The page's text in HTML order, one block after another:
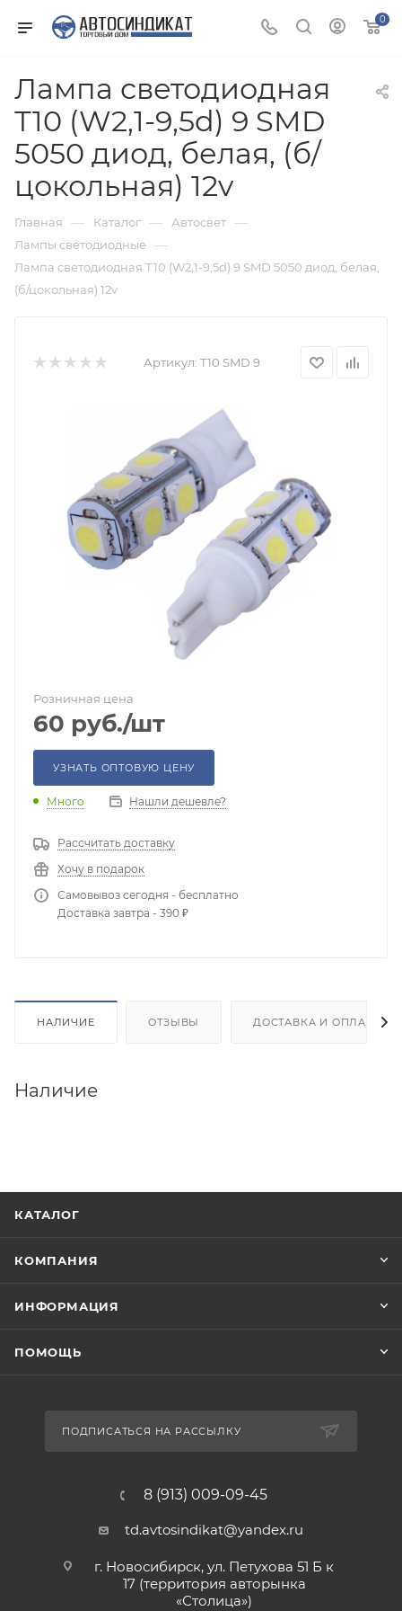
0
Лампа светодиодная
Т10 (W2,1-9,5d) 9 SMD
5050 диод, белая, (б/
цокольная) 12v
Главная — Каталог — Автосвет —
Лампы светодиодные —
Лампа светодиодная Т10 (W2,1-9,5d) 9 SMD 5050 диод, белая,
(б/цокольная) 12v
Артикул: T10 SMD 9
Розничная цена
60 руб./шт
УЗНАТЬ ОПТОВУЮ ЦЕНУ
Много Нашли дешевле?
Рассчитать доставку
Хочу в подарок
Самовывоз сегодня - бесплатно
Доставка завтра - 390 ₽
НАЛИЧИЕ ОТЗЫВЫ ДОСТАВКА И ОПЛАТА
Наличие
КАТАЛОГ
КОМПАНИЯ
ИНФОРМАЦИЯ
ПОМОЩЬ
ПОДПИСАТЬСЯ НА РАССЫЛКУ
8 (913) 009-09-45
td.avtosindikat@yandex.ru
г. Новосибирск, ул. Петухова 51 Б к
17 (территория авторынка
«Столица»)